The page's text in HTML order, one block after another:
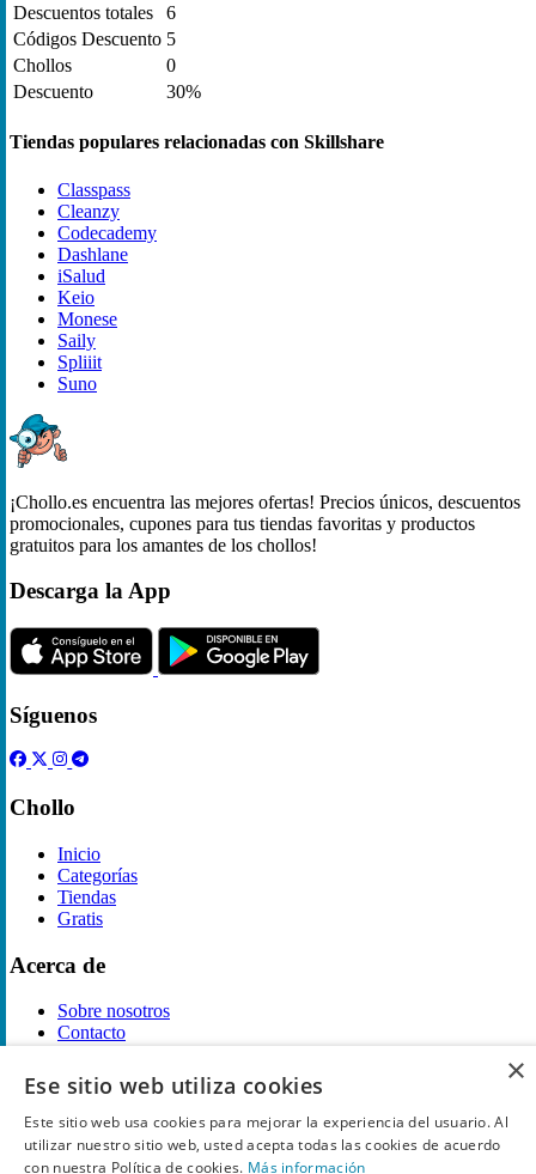
Descuentos totales
6
Códigos Descuento 5
Chollos
0
Descuento
30%
Tiendas populares relacionadas con Skillshare
Classpass
Cleanzy
Codecademy
Dashlane
iSalud
Keio
Monese
Saily
Spliiit
Suno
¡Chollo.es encuentra las mejores ofertas! Precios únicos, descuentos
promocionales, cupones para tus tiendas favoritas y productos
gratuitos para los amantes de los chollos!
Descarga la App
Síguenos
Chollo
Inicio
Categorías
Tiendas
Gratis
Acerca de
Sobre nosotros
Contacto
Información legal
Privacidad
Declaración de cookies
×
Ese sitio web utiliza cookies
Este sitio web usa cookies para mejorar la experiencia del usuario. Al
utilizar nuestro sitio web, usted acepta todas las cookies de acuerdo
con nuestra Política de cookies. Más información